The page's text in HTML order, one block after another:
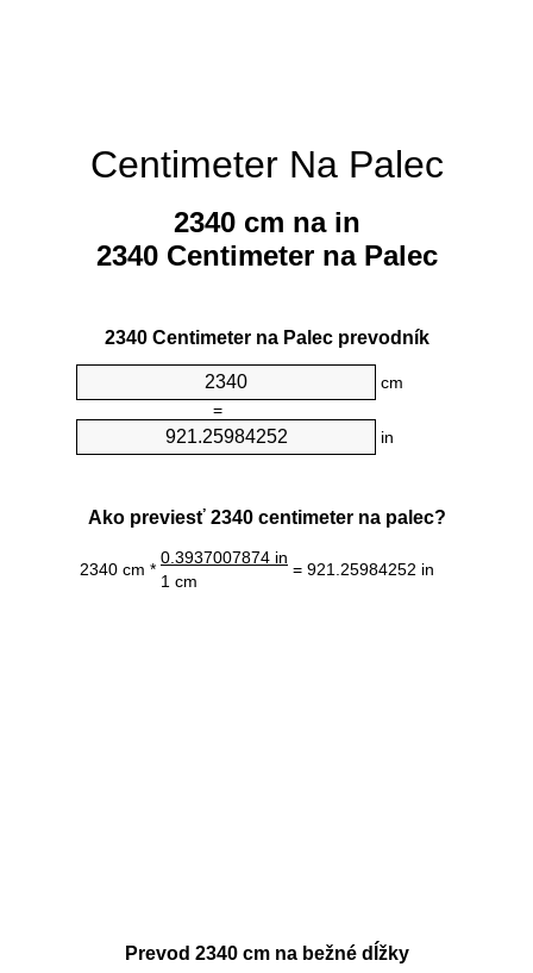
Centimeter Na Palec
2340 cm na in
2340 Centimeter na Palec
2340 Centimeter na Palec prevodník
cm
=
in
Ako previesť 2340 centimeter na palec?
2340 cm *
0.3937007874 in
= 921.25984252 in
1 cm
Prevod 2340 cm na bežné dĺžky